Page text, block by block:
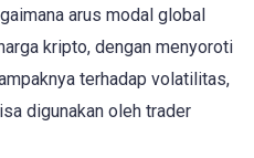
arus modal global
kripto, dengan menyoroti
terhadap volatilitas,
digunakan oleh trader